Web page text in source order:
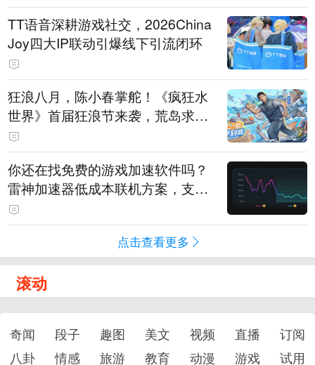
TT语音深耕游戏社交，2026China
Joy四大IP联动引爆线下引流闭环
狂浪八月，陈小春掌舵！《疯狂水
世界》首届狂浪节来袭，荒岛求生
直播即将开启
你还在找免费的游戏加速软件吗？
雷神加速器低成本联机方案，支持
免费试用
点击查看更多
滚动
奇闻 段子 趣图 美文 视频 直播
订阅
八卦
情感 旅游 教育 动漫 游戏 试用